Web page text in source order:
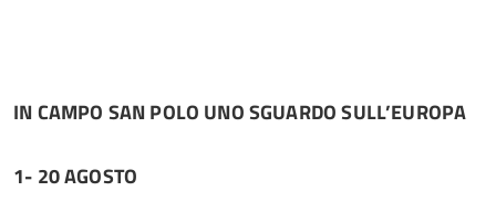
IN CAMPO SAN POLO UNO SGUARDO SULL’EUROPA
1- 20 AGOSTO